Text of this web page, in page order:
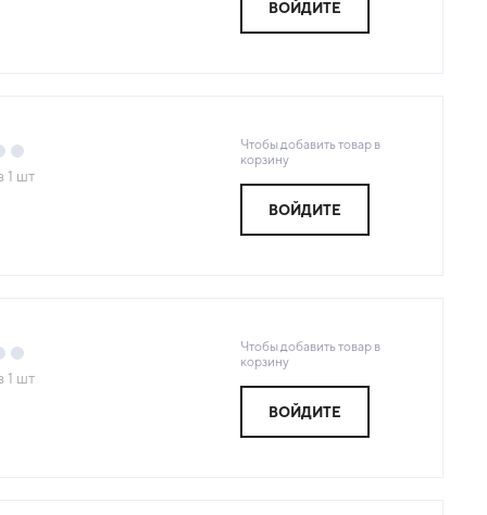
ВОЙДИТЕ
1 шт
Чтобы добавить товар в
корзину
ВОЙДИТЕ
1 шт
Чтобы добавить товар в
корзину
ВОЙДИТЕ